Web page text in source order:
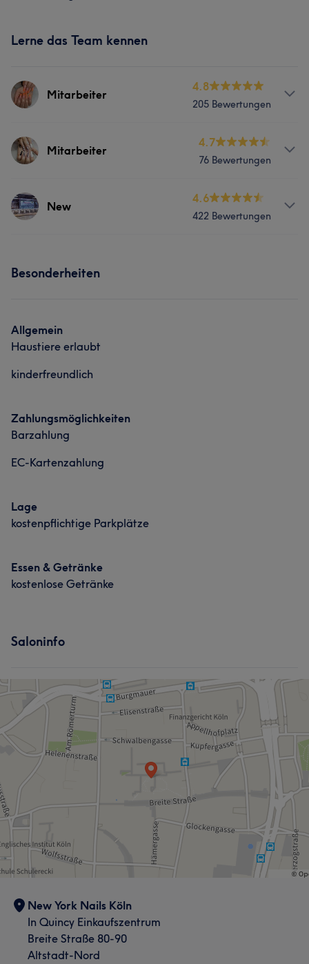
Lerne das Team kennen
Mitarbeiter
4.8
205 Bewertungen
Services
Mitarbeiter
4.7
76 Bewertungen
Services
New
4.6
422 Bewertungen
Portfolio
Freundlich
Besonderheiten
Allgemein
Haustiere erlaubt
kinderfreundlich
Zahlungsmöglichkeiten
Barzahlung
EC-Kartenzahlung
Lage
kostenpflichtige Parkplätze
Essen & Getränke
kostenlose Getränke
Saloninfo
New York Nails Köln
In Quincy Einkaufszentrum
Breite Straße 80-90
Altstadt-Nord